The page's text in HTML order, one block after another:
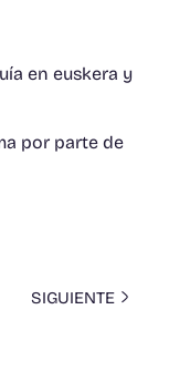
en euskera y
por parte de
SIGUIENTE